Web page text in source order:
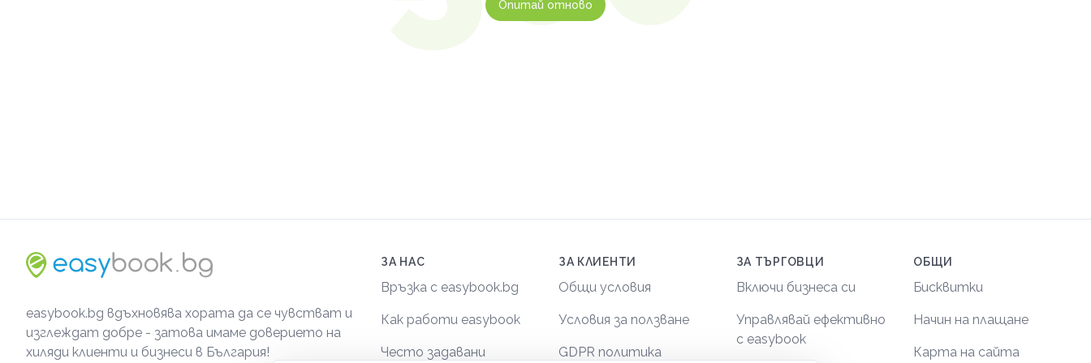
Опитай отново
easybook.bg вдъхновява хората да се чувстват и
изглеждат добре - затова имаме доверието на
хиляди клиенти и бизнеси в България!
ЗА НАС
Връзка с easybook.bg
Как работи easybook
Често задавани
ЗА КЛИЕНТИ
Общи условия
Условия за ползване
GDPR политика
ЗА ТЪРГОВЦИ
Включи бизнеса си
Управлявай ефективно
с easybook
ОБЩИ
Бисквитки
Начин на плащане
Карта на сайта